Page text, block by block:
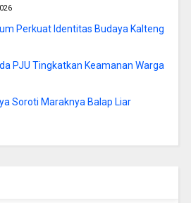
Perkuat Identitas Budaya Kalteng
PJU Tingkatkan Keamanan Warga
Soroti Maraknya Balap Liar